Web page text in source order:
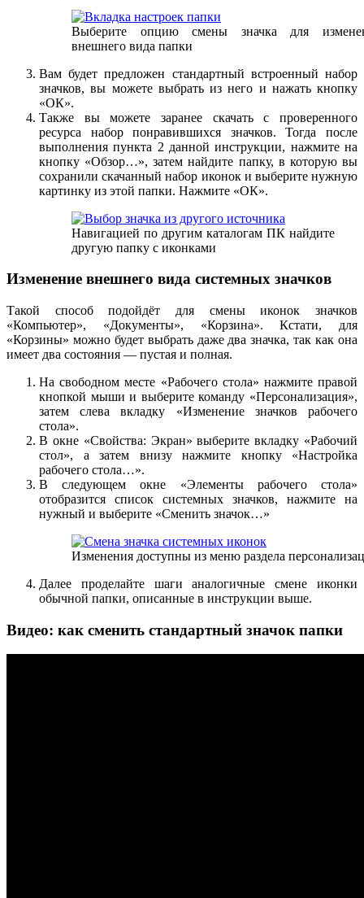
Выберите опцию смены значка для
внешнего вида папки
Вам будет предложен стандартный встроенный набор
значков, вы можете выбрать из него и нажать кнопку
«ОК».
Также вы можете заранее скачать с проверенного
ресурса набор понравившихся значков. Тогда после
выполнения пункта 2 данной инструкции, нажмите на
кнопку «Обзор…», затем найдите папку, в которую вы
сохранили скачанный набор иконок и выберите нужную
картинку из этой папки. Нажмите «ОК».
Навигацией по другим каталогам ПК найдите
другую папку с иконками
Изменение внешнего вида системных значков
Такой способ подойдёт для смены иконок значков
«Компьютер», «Документы», «Корзина». Кстати, для
«Корзины» можно будет выбрать даже два значка, так как она
имеет два состояния — пустая и полная.
На свободном месте «Рабочего стола» нажмите правой
кнопкой мыши и выберите команду «Персонализация»,
затем слева вкладку «Изменение значков рабочего
стола».
В окне «Свойства: Экран» выберите вкладку «Рабочий
стол», а затем внизу нажмите кнопку «Настройка
рабочего стола…».
В следующем окне «Элементы рабочего стола»
отобразится список системных значков, нажмите на
нужный и выберите «Сменить значок…»
Изменения доступны из меню раздела
Далее проделайте шаги аналогичные смене иконки
обычной папки, описанные в инструкции выше.
Видео: как сменить стандартный значок папки